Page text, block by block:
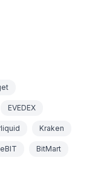
EVEDEX
Kraken
BitMart